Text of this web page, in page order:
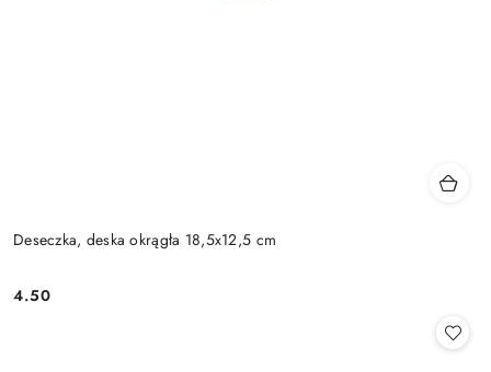
Deseczka, deska okrągła 18,5x12,5 cm
Cena:
4.50